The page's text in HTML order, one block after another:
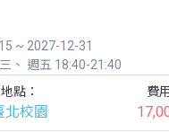
~ 2027-12-31
週五 18:40-21:40
地點：
北校園
費